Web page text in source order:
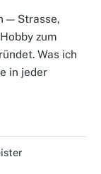
— Strasse,
zum
Was ich
in jeder